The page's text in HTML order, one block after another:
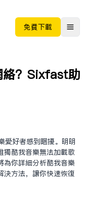
免费下载
络？Sixfast助
爱好者感到困扰。明明
独酷我音乐无法加载歌
为你详细分析酷我音乐
决方法，让你快速恢复